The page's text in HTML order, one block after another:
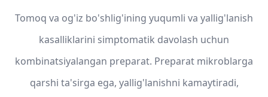
Tomoq va og'iz bo'shlig'ining yuqumli va yallig'lanish
kasalliklarini simptomatik davolash uchun
kombinatsiyalangan preparat. Preparat mikroblarga
qarshi ta'sirga ega, yallig'lanishni kamaytiradi,